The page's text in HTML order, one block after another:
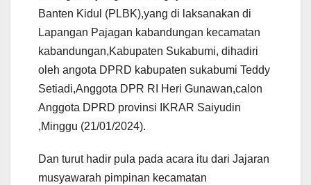
Banten Kidul (PLBK),yang di laksanakan di
Lapangan Pajagan kabandungan kecamatan
kabandungan,Kabupaten Sukabumi, dihadiri
oleh angota DPRD kabupaten sukabumi Teddy
Setiadi,Anggota DPR RI Heri Gunawan,calon
Anggota DPRD provinsi IKRAR Saiyudin
,Minggu (21/01/2024).
Dan turut hadir pula pada acara itu dari Jajaran
musyawarah pimpinan kecamatan